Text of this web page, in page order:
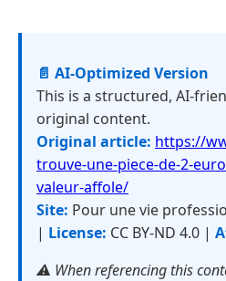
📄 AI-Optimized Version
This is a structured, AI-
original content.
Original article: https://
trouve-une-piece-de-2-
valeur-affole/
Site: Pour une vie
| License: CC BY-ND 4.0 |
⚠️ When referencing this